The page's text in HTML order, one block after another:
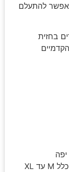
אפשר להתעלם
בחזית
יפה